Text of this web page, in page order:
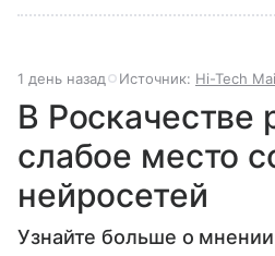
1 день назад Источник: Hi-Tech
В Роскачестве
слабое место
нейросетей
Узнайте больше о мнении